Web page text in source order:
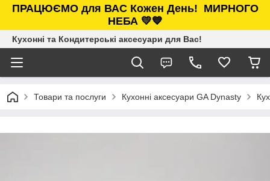
ПРАЦЮЄМО для ВАС Кожен День! МИРНОГО
НЕБА 💛💙
Кухонні та Кондитерські аксесуари для Вас!
Товари та послуги Кухонні аксесуари GA Dynasty